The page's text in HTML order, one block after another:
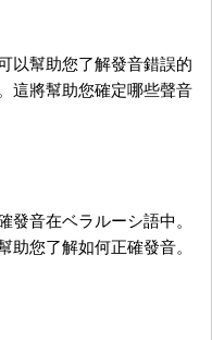
以幫助您了解發音錯誤的
這將幫助您確定哪些聲音
音在ベラルーシ語中。
您了解如何正確發音。